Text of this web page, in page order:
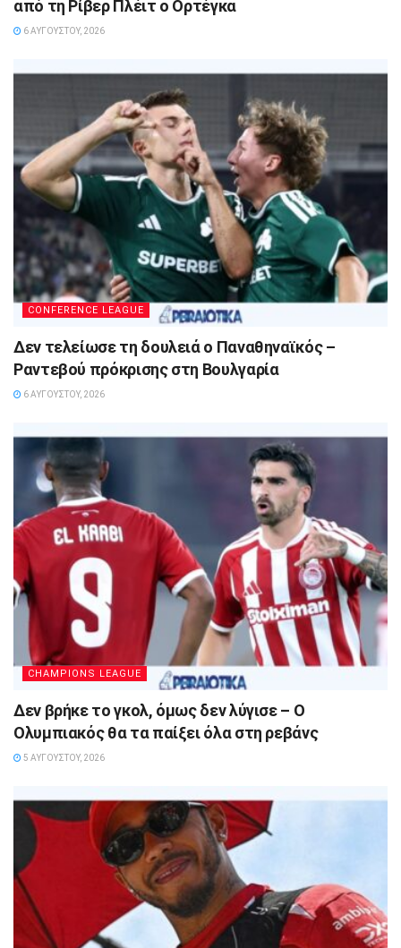
από τη Ρίβερ Πλέιτ ο Ορτέγκα
6 ΑΥΓΟΎΣΤΟΥ, 2026
CONFERENCE LEAGUE
Δεν τελείωσε τη δουλειά ο Παναθηναϊκός –
Ραντεβού πρόκρισης στη Βουλγαρία
6 ΑΥΓΟΎΣΤΟΥ, 2026
CHAMPIONS LEAGUE
Δεν βρήκε το γκολ, όμως δεν λύγισε – Ο
Ολυμπιακός θα τα παίξει όλα στη ρεβάνς
5 ΑΥΓΟΎΣΤΟΥ, 2026